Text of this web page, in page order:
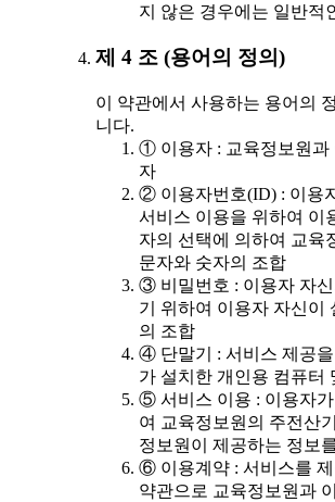
지 않은 경우에는 일반적
제 4 조 (용어의 정의)
이 약관에서 사용하는 용어의
니다.
① 이용자 : 교육정보원과
자
② 이용자번호(ID) : 이용
서비스 이용을 위하여 이
자의 선택에 의하여 교육
문자와 숫자의 조합
③ 비밀번호 : 이용자 자
기 위하여 이용자 자신이
의 조합
④ 단말기 : 서비스 제공
가 설치한 개인용 컴퓨터
⑤ 서비스 이용 : 이용자
여 교육정보원의 주전산
정보원이 제공하는 정보
⑥ 이용계약 : 서비스를 제
약관으로 교육정보원과